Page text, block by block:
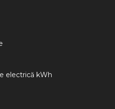
electrică kWh